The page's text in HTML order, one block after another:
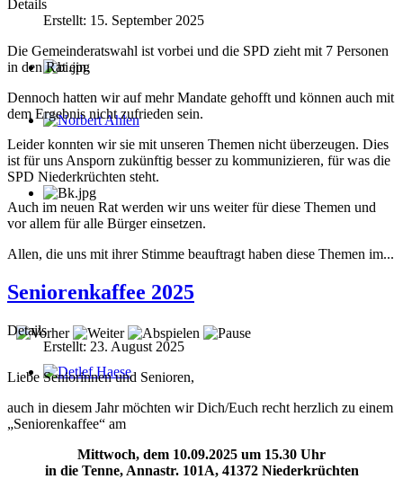
Norbert Ahlen
Details
Erstellt: 15. September 2025
Die Gemeinderatswahl ist vorbei und die SPD zieht mit 7 Personen
in den Rat ein.
Dennoch hatten wir auf mehr Mandate gehofft und können auch mit
dem Ergebnis nicht zufrieden sein.
Leider konnten wir sie mit unseren Themen nicht überzeugen. Dies
ist für uns Ansporn zukünftig besser zu kommunizieren, für was die
SPD Niederkrüchten steht.
Auch im neuen Rat werden wir uns weiter für diese Themen und
vor allem für alle Bürger einsetzen.
Allen, die uns mit ihrer Stimme beauftragt haben diese Themen im...
Seniorenkaffee 2025
Details
Erstellt: 23. August 2025
Liebe Seniorinnen und Senioren,
auch in diesem Jahr möchten wir Dich/Euch recht herzlich zu einem
„Seniorenkaffee“ am
Mittwoch, dem 10.09.2025 um 15.30 Uhr
in die Tenne, Annastr. 101A, 41372 Niederkrüchten